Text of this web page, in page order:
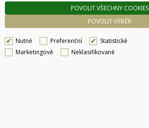
SPRÁVA COOKIES
PRODEJNA
POVOLIT VÝBĚR
POVOLIT VŠECHNY COOKIES
Nutné Preferenční
Statistické
Marketingové
Neklasifikované